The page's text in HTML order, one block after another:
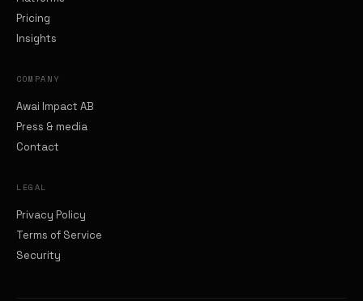
Pricing
Insights
COMPANY
Awai Impact AB
Press & media
Contact
LEGAL
Privacy Policy
Terms of Service
Security